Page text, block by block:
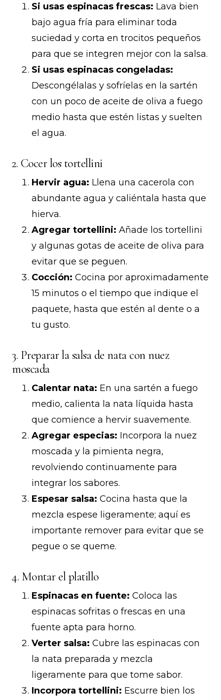
Si usas espinacas frescas: Lava bien
bajo agua fría para eliminar toda
suciedad y corta en trocitos pequeños
para que se integren mejor con la salsa.
Si usas espinacas congeladas:
Descongélalas y sofríelas en la sartén
con un poco de aceite de oliva a fuego
medio hasta que estén listas y suelten
el agua.
2. Cocer los tortellini
Hervir agua: Llena una cacerola con
abundante agua y caliéntala hasta que
hierva.
Agregar tortellini: Añade los tortellini
y algunas gotas de aceite de oliva para
evitar que se peguen.
Cocción: Cocina por aproximadamente
15 minutos o el tiempo que indique el
paquete, hasta que estén al dente o a
tu gusto.
3. Preparar la salsa de nata con nuez
moscada
Calentar nata: En una sartén a fuego
medio, calienta la nata líquida hasta
que comience a hervir suavemente.
Agregar especias: Incorpora la nuez
moscada y la pimienta negra,
revolviendo continuamente para
integrar los sabores.
Espesar salsa: Cocina hasta que la
mezcla espese ligeramente; aquí es
importante remover para evitar que se
pegue o se queme.
4. Montar el platillo
Espinacas en fuente: Coloca las
espinacas sofritas o frescas en una
fuente apta para horno.
Verter salsa: Cubre las espinacas con
la nata preparada y mezcla
ligeramente para que tome sabor.
Incorpora tortellini: Escurre bien los